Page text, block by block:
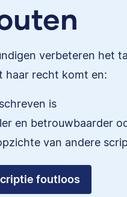
verbeteren het
haar recht komt en:
is
en betrouwbaarder
van andere
foutloos